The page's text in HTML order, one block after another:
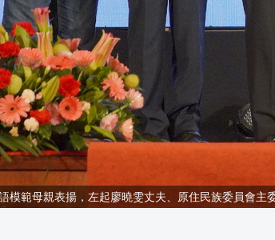
模範母親表揚，左起廖曉雯丈夫、原住民族委員會